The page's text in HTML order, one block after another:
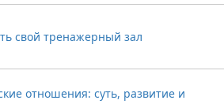
свой тренажерный зал
отношения: суть, развитие и